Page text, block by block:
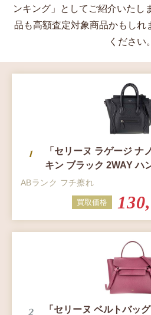
ンキング」としてご紹介いたし
品も高額査定対象商品かもしれ
ください。
「セリーヌ ラゲージ ナ
キン ブラック 2WAY ハ
ABランク フチ擦れ
買取価格
「セリーヌ ベルトバッ